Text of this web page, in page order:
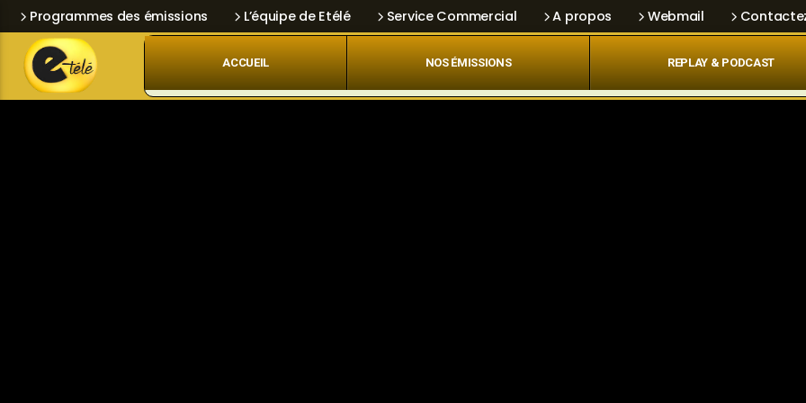
Programmes des émissions L’équipe de Etélé Service Commercial A propos Webmail
ACCUEIL NOS ÉMISSIONS REPLAY & PODCAST